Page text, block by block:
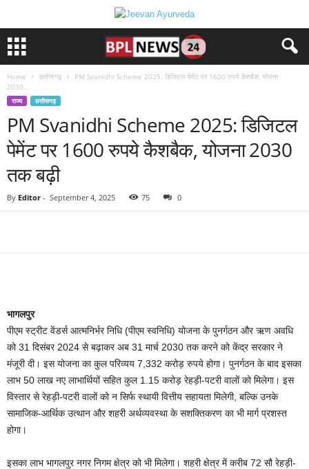
Home छत्तीसगढ़
PM Svanidhi Scheme 2025: डिजिटल पेमेंट पर 1600 रुपये कैशबैक, योजना
2030...
राज्य छत्तीसगढ़
PM Svanidhi Scheme 2025: डिजिटल
पेमेंट पर 1600 रुपये कैशबैक, योजना 2030
तक बढ़ी
By Editor - September 4, 2025 75 0
भागलपुर
पीएम स्ट्रीट वेंडर्स आत्मनिर्भर निधि (पीएम स्वनिधि) योजना के पुनर्गठन और ऋण अवधि
को 31 दिसंबर 2024 से बढ़ाकर अब 31 मार्च 2030 तक करने को केंद्र सरकार ने
मंजूरी दी। इस योजना का कुल परिव्यय 7,332 करोड़ रुपये होगा। पुनर्गठन के बाद इसका
लाभ 50 लाख नए लाभार्थियों सहित कुल 1.15 करोड़ रेहड़ी-पटरी वालों को मिलेगा। इस
विस्तार से रेहड़ी-पटरी वालों को न सिर्फ स्थायी वित्तीय सहायता मिलेगी, बल्कि उनके
सामाजिक-आर्थिक उत्थान और शहरी अर्थव्यवस्था के सशक्तिकरण का भी मार्ग प्रशस्त
होगा।
इसका लाभ भागलपुर नगर निगम क्षेत्र को भी मिलेगा। शहरी क्षेत्र में करीब 72 सौ रेहड़ी-